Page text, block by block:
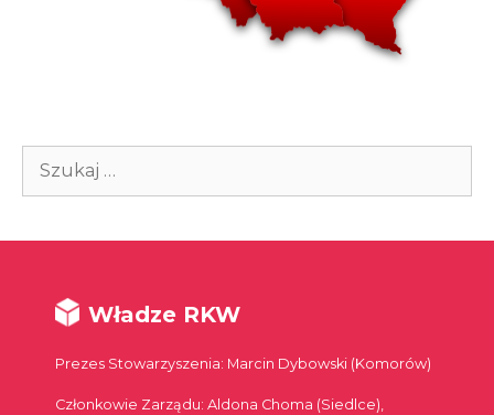
Szukaj:
Władze RKW
Prezes Stowarzyszenia: Marcin Dybowski (Komorów)
Członkowie Zarządu: Aldona Choma (Siedlce),